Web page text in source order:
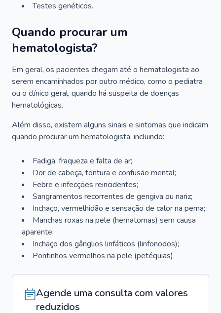
Testes genéticos.
Quando procurar um
hematologista?
Em geral, os pacientes chegam até o hematologista ao
serem encaminhados por outro médico, como o pediatra
ou o clínico geral, quando há suspeita de doenças
hematológicas.
Além disso, existem alguns sinais e sintomas que indicam
quando procurar um hematologista, incluindo:
Fadiga, fraqueza e falta de ar;
Dor de cabeça, tontura e confusão mental;
Febre e infecções reincidentes;
Sangramentos recorrentes de gengiva ou nariz;
Inchaço, vermelhidão e sensação de calor na perna;
Manchas roxas na pele (hematomas) sem causa
aparente;
Inchaço dos gânglios linfáticos (linfonodos);
Pontinhos vermelhos na pele (petéquias).
Agende uma consulta com valores
reduzidos